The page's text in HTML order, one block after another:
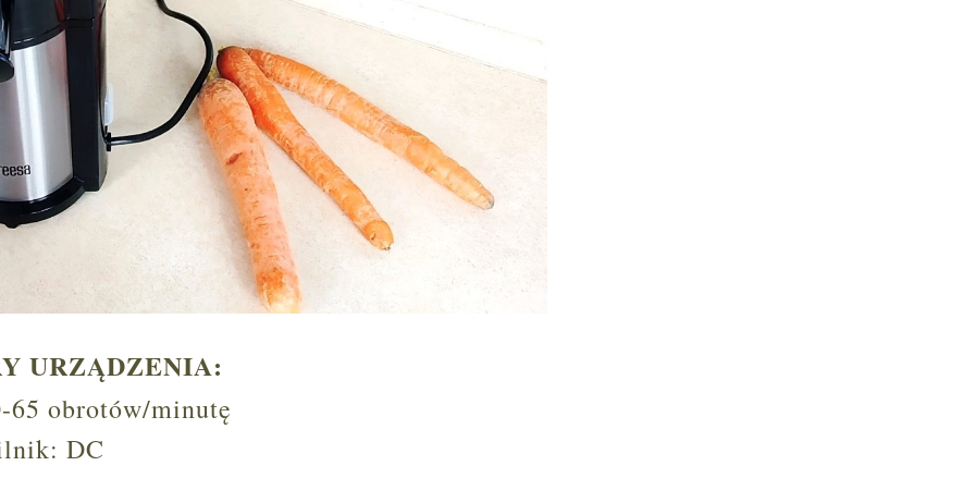
URZĄDZENIA:
65 obrotów/minutę
DC